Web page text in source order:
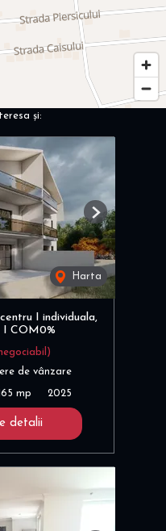
și:
Harta
Next
I individuala,
I COM0%
de vânzare
mp 2025
detalii